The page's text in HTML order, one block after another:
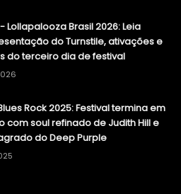
- Lollapalooza Brasil 2026: Leia
do Turnstile, ativações e
do terceiro dia de festival
Rock 2025: Festival termina em
com soul refinado de Judith Hill e
do Deep Purple